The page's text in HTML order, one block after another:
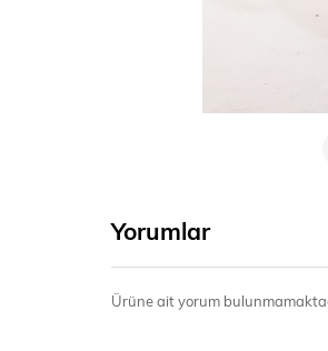
Yorumlar
Ürüne ait yorum